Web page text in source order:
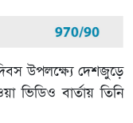
উপলক্ষ্যে দেশজুড়ে
ভিডিও বার্তায় তিনি